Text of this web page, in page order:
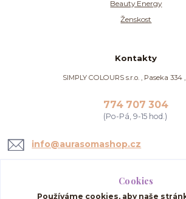
Beauty Energy
Ženskost
Kontakty
SIMPLY COLOURS s.r.o. , Paseka 334
774 707 304
(Po-Pá, 9-15 hod.)
info@aurasomashop.cz
Cookies
Používáme cookies, aby naše